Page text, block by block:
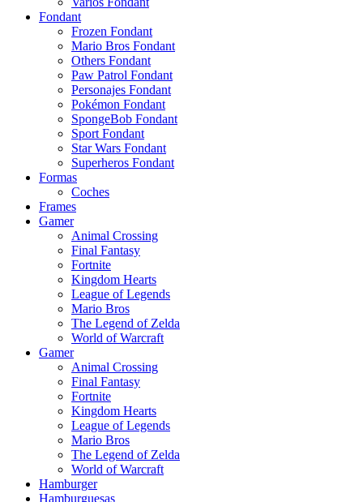
Fondant
Frozen Fondant
Mario Bros Fondant
Others Fondant
Paw Patrol Fondant
Personajes Fondant
Pokémon Fondant
SpongeBob Fondant
Sport Fondant
Star Wars Fondant
Superheros Fondant
Formas
Coches
Frames
Gamer
Animal Crossing
Final Fantasy
Fortnite
Kingdom Hearts
League of Legends
Mario Bros
The Legend of Zelda
World of Warcraft
Gamer
Animal Crossing
Final Fantasy
Fortnite
Kingdom Hearts
League of Legends
Mario Bros
The Legend of Zelda
World of Warcraft
Hamburger
Hamburguesas